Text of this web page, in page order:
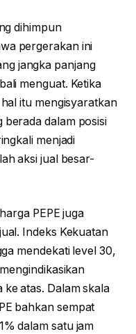
dihimpun
pergerakan ini
jangka panjang
menguat. Ketika
itu mengisyaratkan
dalam posisi
menjadi
aksi jual besar-
PEPE juga
Indeks Kekuatan
mendekati level 30,
atas. Dalam skala
bahkan sempat
dalam satu jam